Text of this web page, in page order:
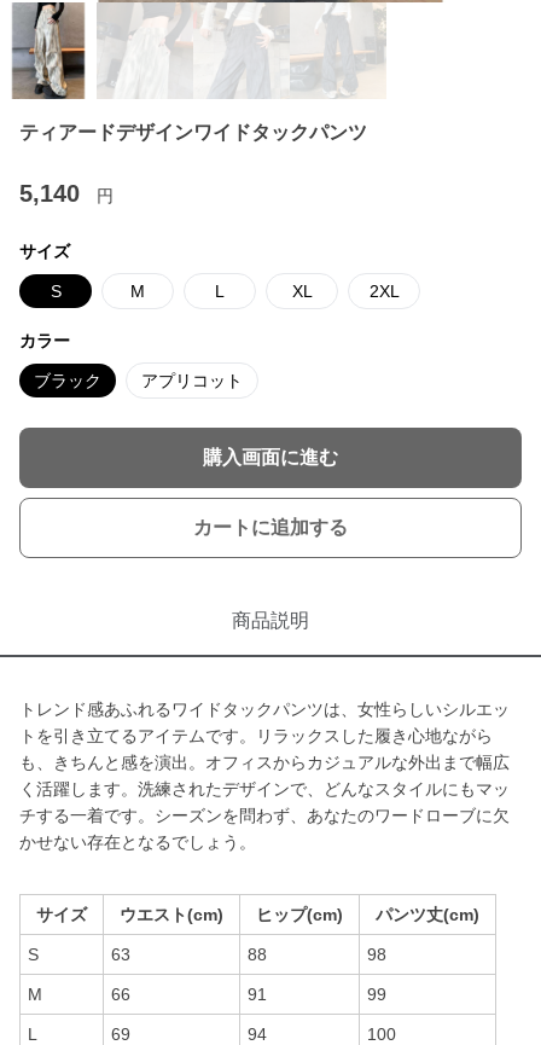
ティアードデザインワイドタックパンツ
5,140 円
サイズ
S M L XL 2XL
カラー
ブラック アプリコット
購入画面に進む
カートに追加する
商品説明
トレンド感あふれるワイドタックパンツは、女性らしいシルエッ
トを引き立てるアイテムです。リラックスした履き心地ながら
も、きちんと感を演出。オフィスからカジュアルな外出まで幅広
く活躍します。洗練されたデザインで、どんなスタイルにもマッ
チする一着です。シーズンを問わず、あなたのワードローブに欠
かせない存在となるでしょう。
サイズ ウエスト(cm) ヒップ(cm) パンツ丈(cm)
S 63 88 98
M 66 91 99
L 69 94 100